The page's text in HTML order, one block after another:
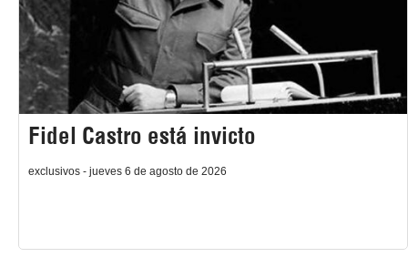
Fidel Castro está invicto
exclusivos - jueves 6 de agosto de 2026